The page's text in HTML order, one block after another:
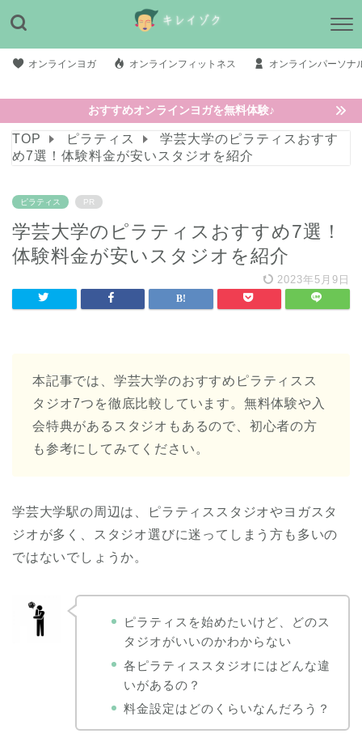
オンラインヨガ オンラインフィットネス オンラインパーソナ
おすすめオンラインヨガを無料体験♪
TOP ピラティス
学芸大学のピラティスおすす
め7選！体験料金が安いスタジオを紹介
ピラティス PR
学芸大学のピラティスおすすめ7選！
体験料金が安いスタジオを紹介
2023年5月9日
本記事では、学芸大学のおすすめピラティスス
タジオ7つを徹底比較しています。無料体験や入
会特典があるスタジオもあるので、初心者の方
も参考にしてみてください。
学芸大学駅の周辺は、ピラティススタジオやヨガスタ
ジオが多く、スタジオ選びに迷ってしまう方も多いの
ではないでしょうか。
ピラティスを始めたいけど、どのス
タジオがいいのかわからない
各ピラティススタジオにはどんな違
いがあるの？
料金設定はどのくらいなんだろう？